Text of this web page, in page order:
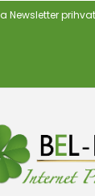
Newsletter